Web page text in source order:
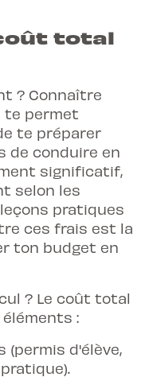
total
? Connaître
te permet
te préparer
de conduire en
significatif,
selon les
pratiques
ces frais est la
ton budget en
? Le coût total
:
d'élève,